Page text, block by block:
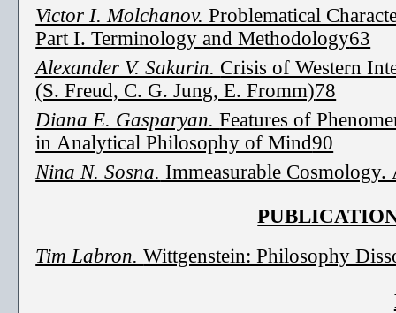
Victor I. Molchanov.Problematical
Part I. Terminology and Methodology63
Alexander V. Sakurin. Crisis of Western
(S. Freud, C. G. Jung, E. Fromm)78
Diana E. Gasparyan.Features of
in Analytical Philosophy of Mind90
Nina N. Sosna. Immeasurable
Tim Labron.Wittgenstein: Philosophy